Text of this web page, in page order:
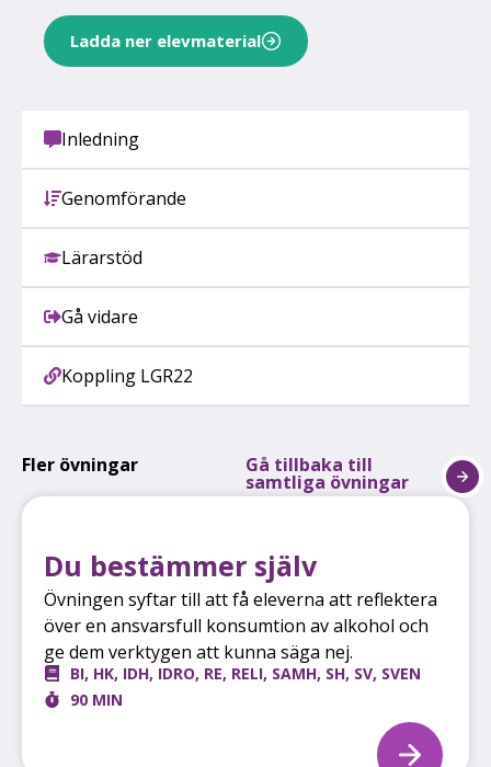
Inledning
Genomförande
Lärarstöd
Gå vidare
Koppling LGR22
Ladda ner elevmaterial
Fler övningar Gå tillbaka till
samtliga övningar
Du bestämmer själv
Övningen syftar till att få eleverna att reflektera
över en ansvarsfull konsumtion av alkohol och
ge dem verktygen att kunna säga nej.
BI, HK, IDH, IDRO, RE, RELI, SAMH, SH, SV, SVEN
90 MIN